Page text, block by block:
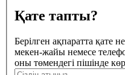
Қате тапты?
Берілген ақпаратта қате
мекен-жайы немесе
оны төмендегі пішінде